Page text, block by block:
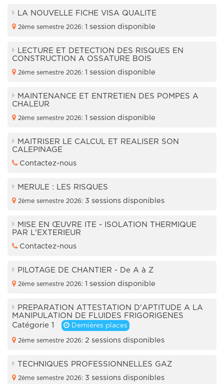
LA NOUVELLE FICHE VISA QUALITE
2ème semestre 2026: 1 session disponible
LECTURE ET DETECTION DES RISQUES EN
CONSTRUCTION A OSSATURE BOIS
2ème semestre 2026: 1 session disponible
MAINTENANCE ET ENTRETIEN DES POMPES A
CHALEUR
2ème semestre 2026: 1 session disponible
MAITRISER LE CALCUL ET REALISER SON
CALEPINAGE
Contactez-nous
MERULE : LES RISQUES
2ème semestre 2026: 3 sessions disponibles
MISE EN ŒUVRE ITE - ISOLATION THERMIQUE
PAR L'EXTERIEUR
Contactez-nous
PILOTAGE DE CHANTIER - De A à Z
2ème semestre 2026: 1 session disponible
PREPARATION ATTESTATION D'APTITUDE A LA
MANIPULATION DE FLUIDES FRIGORIGENES
Catégorie 1
Dernières places
2ème semestre 2026: 2 sessions disponibles
TECHNIQUES PROFESSIONNELLES GAZ
2ème semestre 2026: 3 sessions disponibles